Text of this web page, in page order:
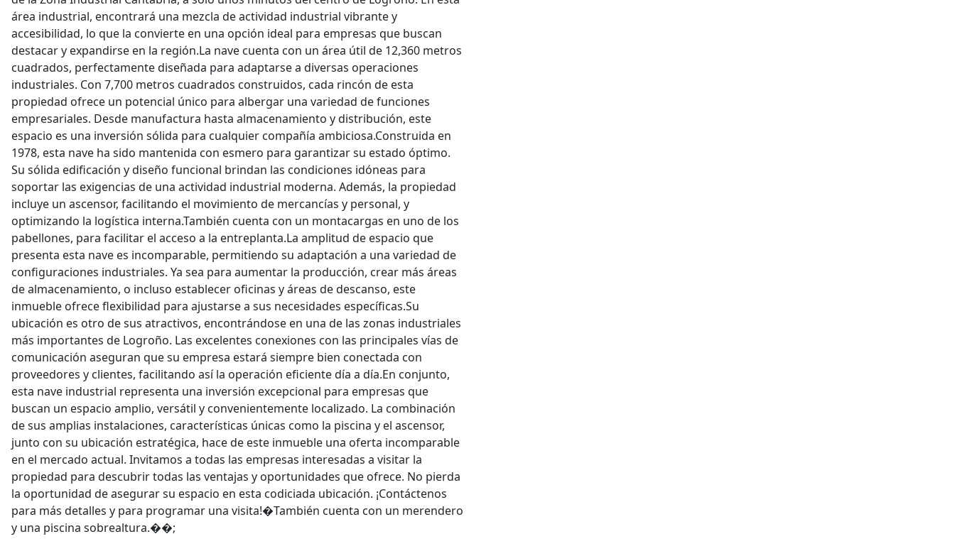
área industrial, encontrará una mezcla de actividad industrial vibrante y
accesibilidad, lo que la convierte en una opción ideal para empresas que buscan
destacar y expandirse en la región.La nave cuenta con un área útil de 12,360 metros
cuadrados, perfectamente diseñada para adaptarse a diversas operaciones
industriales. Con 7,700 metros cuadrados construidos, cada rincón de esta
propiedad ofrece un potencial único para albergar una variedad de funciones
empresariales. Desde manufactura hasta almacenamiento y distribución, este
espacio es una inversión sólida para cualquier compañía ambiciosa.Construida en
1978, esta nave ha sido mantenida con esmero para garantizar su estado óptimo.
Su sólida edificación y diseño funcional brindan las condiciones idóneas para
soportar las exigencias de una actividad industrial moderna. Además, la propiedad
incluye un ascensor, facilitando el movimiento de mercancías y personal, y
optimizando la logística interna.También cuenta con un montacargas en uno de los
pabellones, para facilitar el acceso a la entreplanta.La amplitud de espacio que
presenta esta nave es incomparable, permitiendo su adaptación a una variedad de
configuraciones industriales. Ya sea para aumentar la producción, crear más áreas
de almacenamiento, o incluso establecer oficinas y áreas de descanso, este
inmueble ofrece flexibilidad para ajustarse a sus necesidades específicas.Su
ubicación es otro de sus atractivos, encontrándose en una de las zonas industriales
más importantes de Logroño. Las excelentes conexiones con las principales vías de
comunicación aseguran que su empresa estará siempre bien conectada con
proveedores y clientes, facilitando así la operación eficiente día a día.En conjunto,
esta nave industrial representa una inversión excepcional para empresas que
buscan un espacio amplio, versátil y convenientemente localizado. La combinación
de sus amplias instalaciones, características únicas como la piscina y el ascensor,
junto con su ubicación estratégica, hace de este inmueble una oferta incomparable
en el mercado actual. Invitamos a todas las empresas interesadas a visitar la
propiedad para descubrir todas las ventajas y oportunidades que ofrece. No pierda
la oportunidad de asegurar su espacio en esta codiciada ubicación. ¡Contáctenos
para más detalles y para programar una visita!�También cuenta con un merendero
y una piscina sobrealtura.��;